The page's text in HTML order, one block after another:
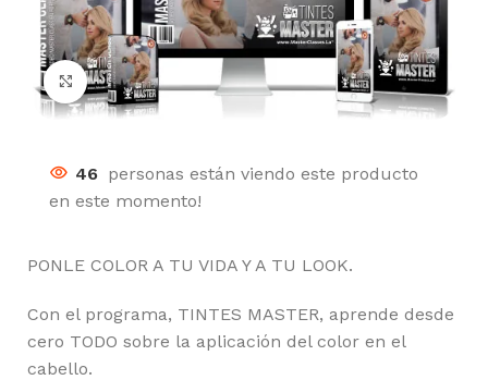
Click para agrandar
46 personas están viendo este producto
en este momento!
PONLE COLOR A TU VIDA Y A TU LOOK.
Con el programa, TINTES MASTER, aprende desde
cero TODO sobre la aplicación del color en el
cabello.